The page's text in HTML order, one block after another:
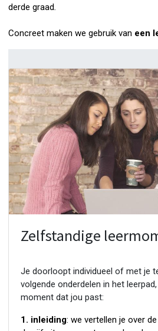
derde graad
Concreet maken we gebruik van een
Zelfstandige
Je doorloopt individueel of met je
volgende onderdelen in het
moment dat jou past:
1. inleiding: we vertellen je over